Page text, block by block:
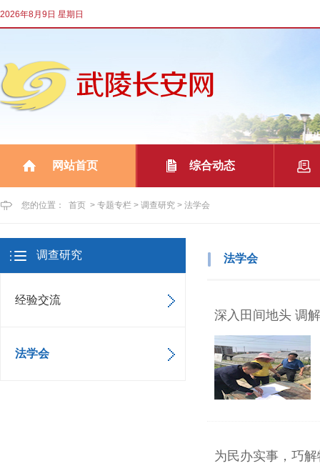
2026年8月9日 星期日
网站首页 综合动态
您的位置： 首页 > 专题专栏 > 调查研究 > 法学会
调查研究
经验交流
法学会
法学会
深入田间地头 调
为民办实事，巧